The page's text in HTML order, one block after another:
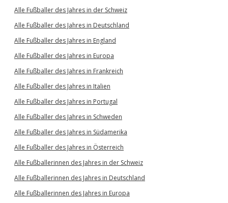
Alle Fußballer des Jahres in der Schweiz
Alle Fußballer des Jahres in Deutschland
Alle Fußballer des Jahres in England
Alle Fußballer des Jahres in Europa
Alle Fußballer des Jahres in Frankreich
Alle Fußballer des Jahres in Italien
Alle Fußballer des Jahres in Portugal
Alle Fußballer des Jahres in Schweden
Alle Fußballer des Jahres in Südamerika
Alle Fußballer des Jahres in Österreich
Alle Fußballerinnen des Jahres in der Schweiz
Alle Fußballerinnen des Jahres in Deutschland
Alle Fußballerinnen des Jahres in Europa